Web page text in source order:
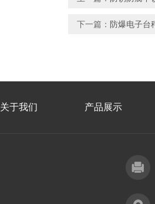
下一篇： 防爆电子台
关于我们 产品展示